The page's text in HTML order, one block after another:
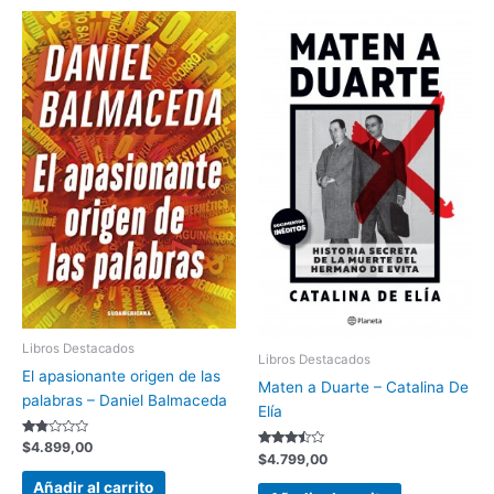
Libros Destacados
El apasionante origen de las
palabras – Daniel Balmaceda
Valorado
con
1.74
de 5
$4.899,00
Añadir al carrito
Libros Destacados
Maten a Duarte – Catalina De
Elía
Valorado
con
3.33
$4.799,00